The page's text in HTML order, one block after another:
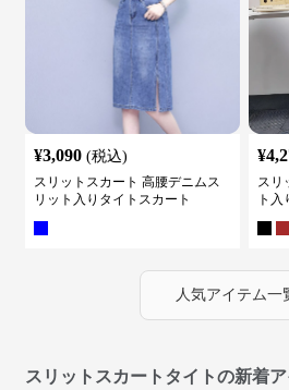
¥3,090 (税込)
スリットスカート 高腰デニムス
リット入りタイトスカート
¥
スリ
ト入
人気アイテム一
スリットスカートタイトの新着